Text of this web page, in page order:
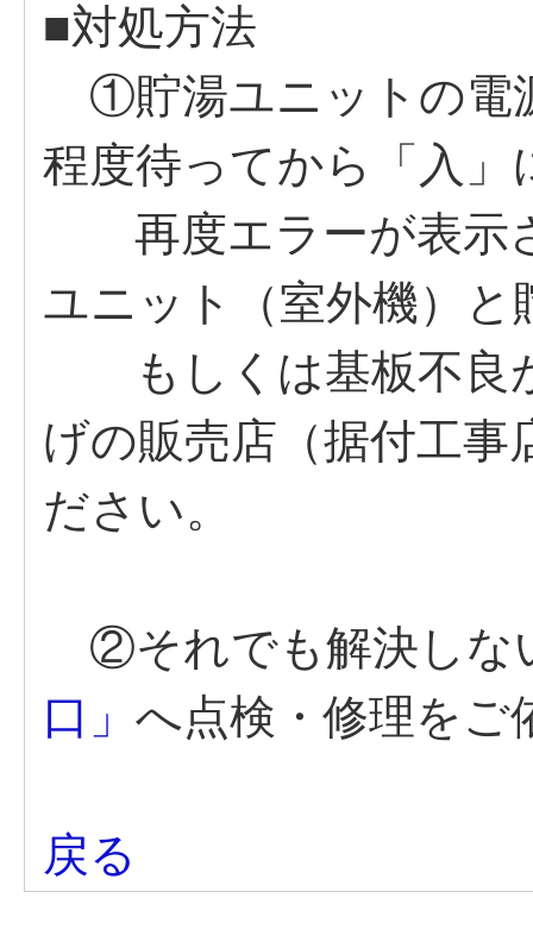
■対処方法
①貯湯ユニットの電
程度待ってから「入
再度エラーが表示
ユニット（室外機）
もしくは基板不良
げの販売店（据付工事
ださい。
②それでも解決しな
口」 へ点検・修理をご
戻る